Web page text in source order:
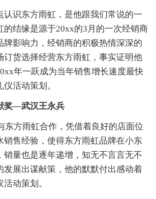
认识东方雨虹，是他跟我们常说的一
的结缘是源于20xx的3月的一次经销商
牌影响力，经销商的积极热情深深的
订货选择经营东方雨虹，事实证明他
年一跃成为当年销售增长速度最快
活动策划。
奖—武汉王永兵
东方雨虹合作，凭借着良好的店面位
销售经验，使得东方雨虹品牌在小东
销量也是逐年递增，知无不言言无不
发展出谋献策，他的默默付出感动着
动策划。